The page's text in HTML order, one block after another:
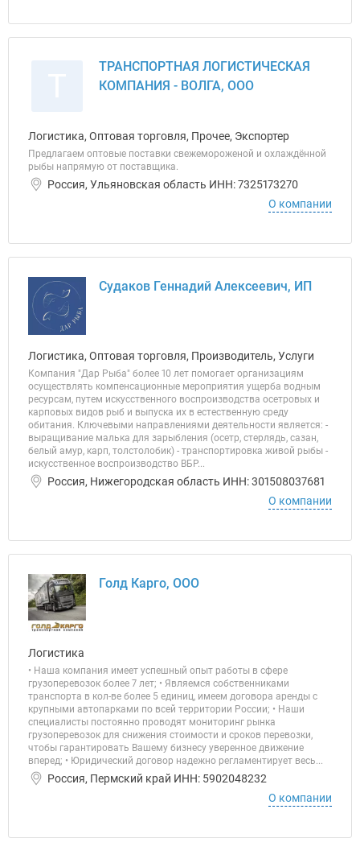
ТРАНСПОРТНАЯ ЛОГИСТИЧЕСКАЯ
КОМПАНИЯ - ВОЛГА, ООО
Логистика, Оптовая торговля, Прочее, Экспортер
Предлагаем оптовые поставки свежемороженой и охлаждённой
рыбы напрямую от поставщика.
Россия, Ульяновская область ИНН: 7325173270
О компании
Судаков Геннадий Алексеевич, ИП
Логистика, Оптовая торговля, Производитель, Услуги
Компания "Дар Рыба" более 10 лет помогает организациям
осуществлять компенсационные мероприятия ущерба водным
ресурсам, путем искусственного воспроизводства осетровых и
карповых видов рыб и выпуска их в естественную среду
обитания. Ключевыми направлениями деятельности является: -
выращивание малька для зарыбления (осетр, стерлядь, сазан,
белый амур, карп, толстолобик) - транспортировка живой рыбы -
искусственное воспроизводство ВБР...
Россия, Нижегородская область ИНН: 301508037681
О компании
Голд Карго, ООО
Логистика
• Наша компания имеет успешный опыт работы в сфере
грузоперевозок более 7 лет; • Являемся собственниками
транспорта в кол-ве более 5 единиц, имеем договора аренды с
крупными автопарками по всей территории России; • Наши
специалисты постоянно проводят мониторинг рынка
грузоперевозок для снижения стоимости и сроков перевозки,
чтобы гарантировать Вашему бизнесу уверенное движение
вперед; • Юридический договор надежно регламентирует весь...
Россия, Пермский край ИНН: 5902048232
О компании